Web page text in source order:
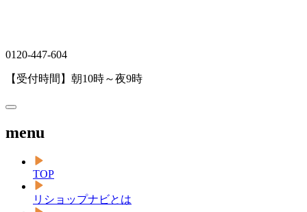
0120-447-604
【受付時間】朝10時～夜9時
menu
TOP
リショップナビとは